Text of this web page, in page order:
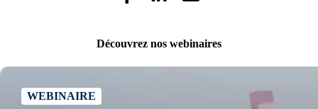
Découvrez nos webinaires
WEBINAIRE